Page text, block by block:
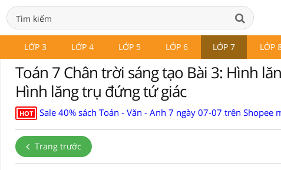
LỚP 3 LỚP 4 LỚP 5 LỚP 6 LỚP 7 LỚP
Toán 7 Chân trời sáng tạo Bài 3: Hình
Hình lăng trụ đứng tứ giác
HOT Sale 40% sách Toán - Văn - Anh 7 ngày 07-07 trên Shopee
Trang trước